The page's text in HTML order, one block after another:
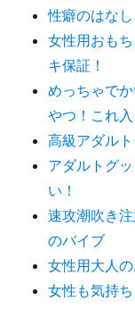
性癖のはなし
女性用おも
キ保証！
めっちゃで
やつ！これ入
高級アダル
アダルトグ
い！
速攻潮吹き
のバイブ
女性用大人
女性も気持